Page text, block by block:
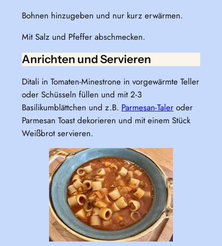
Bohnen hinzugeben und nur kurz erwärmen.
Mit Salz und Pfeffer abschmecken.
Anrichten und Servieren
Ditali in Tomaten-Minestrone in vorgewärmte Teller
oder Schüsseln füllen und mit 2-3
Basilikumblättchen und z.B. Parmesan-Taleroder
Parmesan Toast dekorieren und mit einem Stück
Weißbrot servieren.